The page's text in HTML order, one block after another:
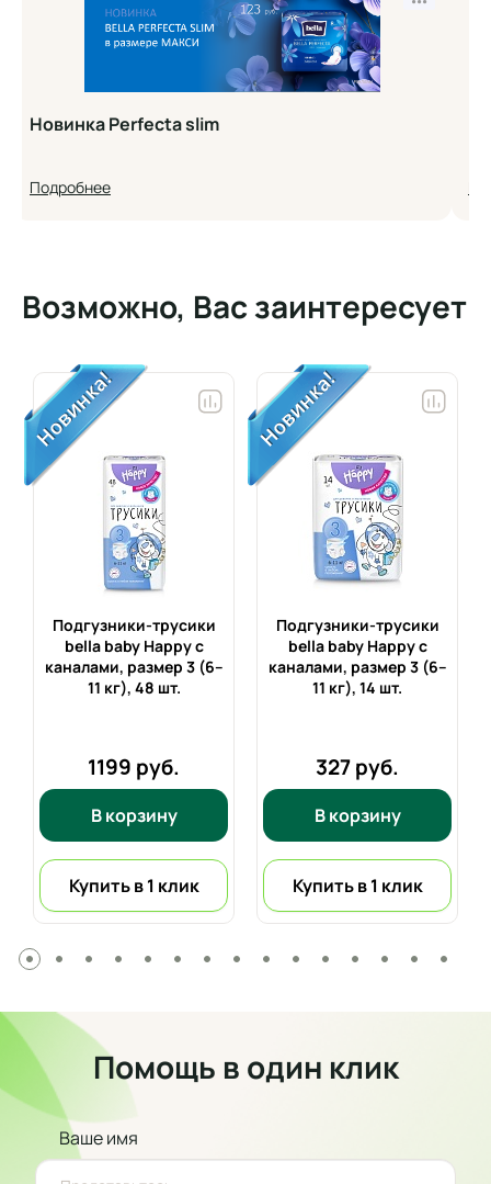
Новинка Perfecta slim
Подробнее
Возможно, Вас заинтересует
Подгузники-трусики
bella baby Happy с
каналами, размер 3 (6–
11 кг), 48 шт.
1199 руб.
В корзину
Купить в 1 клик
Подгузники-трусики
bella baby Happy с
каналами, размер 3 (6–
11 кг), 14 шт.
327 руб.
В корзину
Купить в 1 клик
Помощь в один клик
Ваше имя